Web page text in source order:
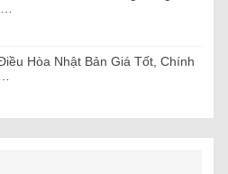
Hòa Nhật Bản Giá Tốt, Chính